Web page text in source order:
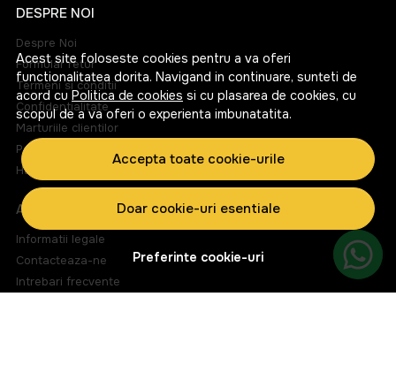
Acest site foloseste cookies pentru a va oferi
functionalitatea dorita. Navigand in continuare, sunteti de
acord cu Politica de cookies si cu plasarea de cookies, cu
scopul de a va oferi o experienta imbunatatita.
Accepta toate cookie-urile
Doar cookie-uri esentiale
Preferinte cookie-uri
DESPRE NOI
Despre Noi
Formular retur
Termeni si conditii
Confidentialitate
Marturiile clientilor
Politica de Cookies
Harta site
ASISTENTA
Informatii legale
Contacteaza-ne
Intrebari frecvente